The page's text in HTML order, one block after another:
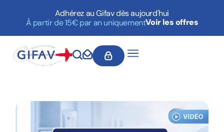
Adhérez au Gifav dès aujourd'hui
À partir de 15€ par an uniquementVoir les offres